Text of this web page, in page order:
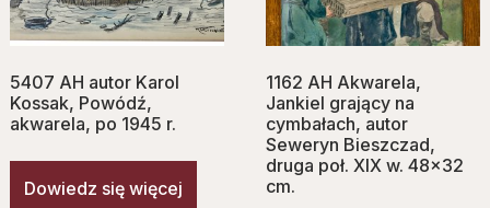
5407 AH autor Karol
Kossak, Powódź,
akwarela, po 1945 r.
Dowiedz się więcej
1162 AH Akwarela,
Jankiel grający na
cymbałach, autor
Seweryn Bieszczad,
druga poł. XIX w. 48×32
cm.